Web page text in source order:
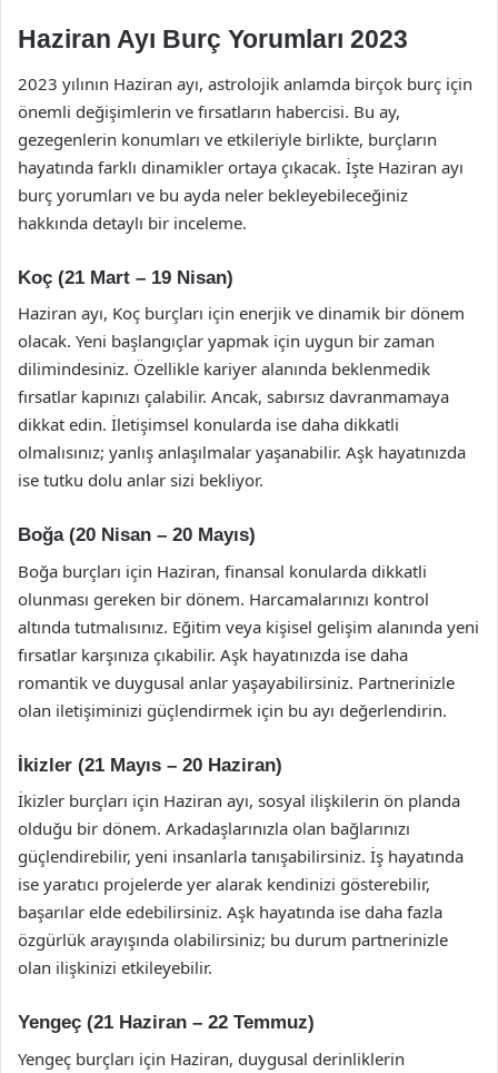
Haziran Ayı Burç Yorumları 2023
2023 yılının Haziran ayı, astrolojik anlamda birçok burç için
önemli değişimlerin ve fırsatların habercisi. Bu ay,
gezegenlerin konumları ve etkileriyle birlikte, burçların
hayatında farklı dinamikler ortaya çıkacak. İşte Haziran ayı
burç yorumları ve bu ayda neler bekleyebileceğiniz
hakkında detaylı bir inceleme.
Koç (21 Mart – 19 Nisan)
Haziran ayı, Koç burçları için enerjik ve dinamik bir dönem
olacak. Yeni başlangıçlar yapmak için uygun bir zaman
dilimindesiniz. Özellikle kariyer alanında beklenmedik
fırsatlar kapınızı çalabilir. Ancak, sabırsız davranmamaya
dikkat edin. İletişimsel konularda ise daha dikkatli
olmalısınız; yanlış anlaşılmalar yaşanabilir. Aşk hayatınızda
ise tutku dolu anlar sizi bekliyor.
Boğa (20 Nisan – 20 Mayıs)
Boğa burçları için Haziran, finansal konularda dikkatli
olunması gereken bir dönem. Harcamalarınızı kontrol
altında tutmalısınız. Eğitim veya kişisel gelişim alanında yeni
fırsatlar karşınıza çıkabilir. Aşk hayatınızda ise daha
romantik ve duygusal anlar yaşayabilirsiniz. Partnerinizle
olan iletişiminizi güçlendirmek için bu ayı değerlendirin.
İkizler (21 Mayıs – 20 Haziran)
İkizler burçları için Haziran ayı, sosyal ilişkilerin ön planda
olduğu bir dönem. Arkadaşlarınızla olan bağlarınızı
güçlendirebilir, yeni insanlarla tanışabilirsiniz. İş hayatında
ise yaratıcı projelerde yer alarak kendinizi gösterebilir,
başarılar elde edebilirsiniz. Aşk hayatında ise daha fazla
özgürlük arayışında olabilirsiniz; bu durum partnerinizle
olan ilişkinizi etkileyebilir.
Yengeç (21 Haziran – 22 Temmuz)
Yengeç burçları için Haziran, duygusal derinliklerin